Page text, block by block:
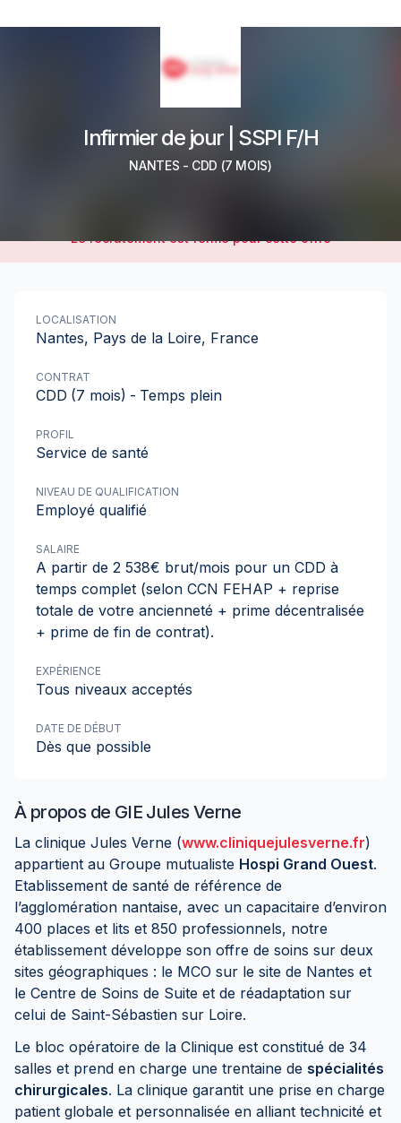
Infirmier de jour | SSPI F/H
NANTES - CDD (7 MOIS)
Le recrutement est fermé pour cette offre
À propos de GIE Jules Verne
La clinique Jules Verne (www.cliniquejulesverne.fr)
appartient au Groupe mutualiste Hospi Grand Ouest.
Etablissement de santé de référence de
l’agglomération nantaise, avec un capacitaire d’environ
400 places et lits et 850 professionnels, notre
établissement développe son offre de soins sur deux
sites géographiques : le MCO sur le site de Nantes et
le Centre de Soins de Suite et de réadaptation sur
celui de Saint-Sébastien sur Loire.
Le bloc opératoire de la Clinique est constitué de 34
salles et prend en charge une trentaine de spécialités
chirurgicales. La clinique garantit une prise en charge
patient globale et personnalisée en alliant technicité et
LOCALISATION
Nantes, Pays de la Loire, France
CONTRAT
CDD (7 mois) - Temps plein
PROFIL
Service de santé
NIVEAU DE QUALIFICATION
Employé qualifié
SALAIRE
A partir de 2 538€ brut/mois pour un CDD à
temps complet (selon CCN FEHAP + reprise
totale de votre ancienneté + prime décentralisée
+ prime de fin de contrat).
EXPÉRIENCE
Tous niveaux acceptés
DATE DE DÉBUT
Dès que possible